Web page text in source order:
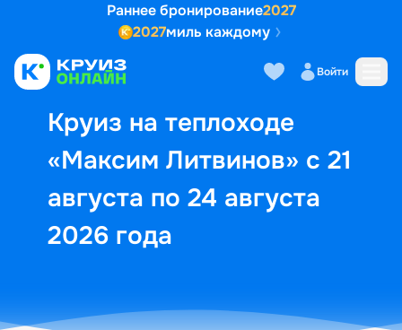
Раннее бронирование2027
2027миль каждому
Войти
Круиз на теплоходе
«Максим Литвинов» с 21
августа по 24 августа
2026 года
Выбор кают Маршрут и